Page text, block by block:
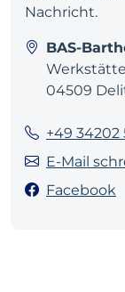
Nachricht.
BAS-
04509
+49 34202
E-Mail
Facebook